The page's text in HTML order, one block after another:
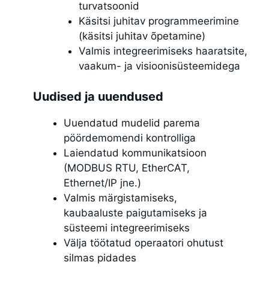
turvatsoonid
Käsitsi juhitav programmeerimine
(käsitsi juhitav õpetamine)
Valmis integreerimiseks haaratsite,
vaakum- ja visioonisüsteemidega
Uudised ja uuendused
Uuendatud mudelid parema
pöördemomendi kontrolliga
Laiendatud kommunikatsioon
(MODBUS RTU, EtherCAT,
Ethernet/IP jne.)
Valmis märgistamiseks,
kaubaaluste paigutamiseks ja
süsteemi integreerimiseks
Välja töötatud operaatori ohutust
silmas pidades